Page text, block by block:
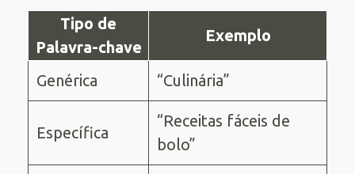
Tipo de
Palavra-chave
Exemplo
Genérica “Culinária”
Específica
“Receitas fáceis de
bolo”